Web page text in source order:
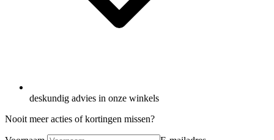
deskundig advies in onze winkels
Nooit meer acties of kortingen missen?